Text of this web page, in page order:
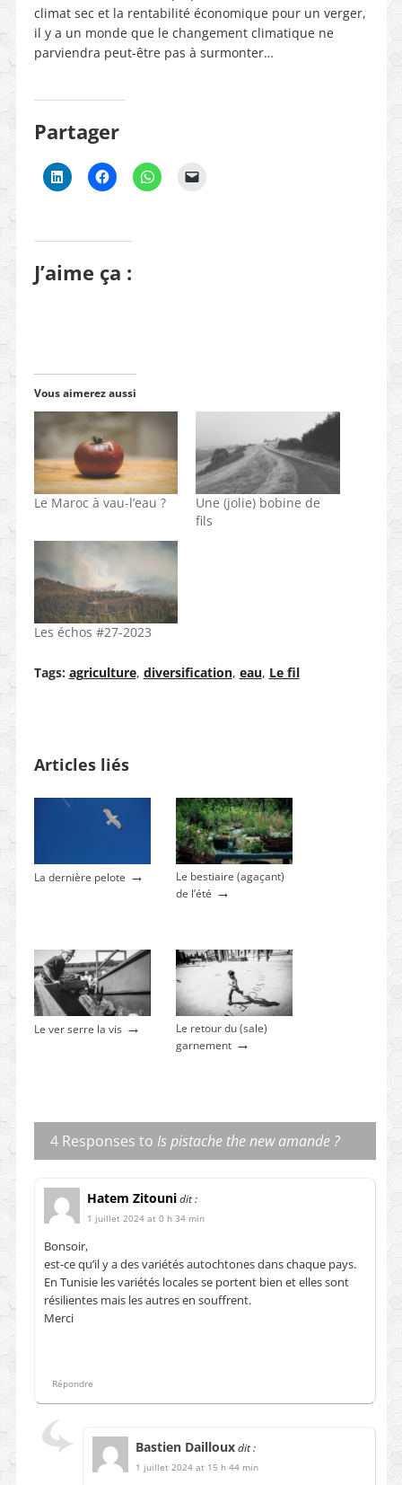
climat sec et la rentabilité économique pour un verger,
il y a un monde que le changement climatique ne
parviendra peut-être pas à surmonter…
Partager
J’aime ça :
Vous aimerez aussi
Le Maroc à vau-l’eau ?
Une (jolie) bobine de
fils
Les échos #27-2023
Tags: agriculture, diversification, eau, Le fil
Articles liés
La dernière pelote →
Le bestiaire (agaçant)
de l’été →
Le ver serre la vis→
Le retour du (sale)
garnement→
4 Responses to Is pistache the new amande ?
Hatem Zitouni dit :
1 juillet 2024 at 0 h 34 min
Bonsoir,
est-ce qu’il y a des variétés autochtones dans chaque pays.
En Tunisie les variétés locales se portent bien et elles sont
résilientes mais les autres en souffrent.
Merci
Répondre
Bastien Dailloux dit :
1 juillet 2024 at 15 h 44 min